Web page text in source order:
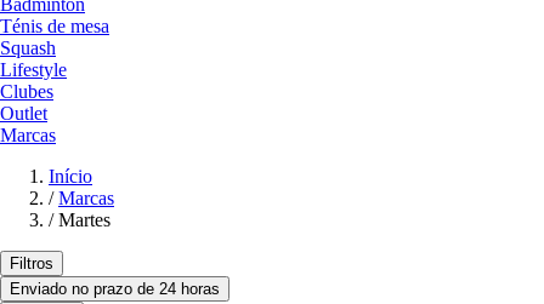
Badminton
Ténis de mesa
Squash
Lifestyle
Clubes
Outlet
Marcas
Início
/ Marcas
/ Martes
Filtros
Enviado no prazo de 24 horas